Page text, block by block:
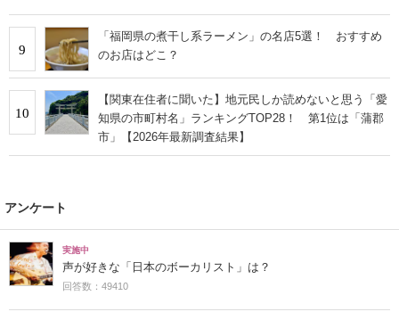
9
「福岡県の煮干し系ラーメン」の名店5選！ おすすめ
のお店はどこ？
10
【関東在住者に聞いた】地元民しか読めないと思う「愛
知県の市町村名」ランキングTOP28！ 第1位は「蒲郡
市」【2026年最新調査結果】
アンケート
実施中
声が好きな「日本のボーカリスト」は？
回答数：49410